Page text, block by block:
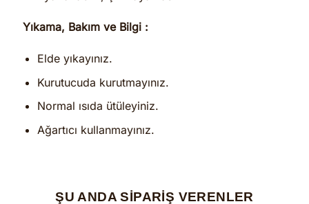
Yıkama, Bakım ve Bilgi :
Elde yıkayınız.
Kurutucuda kurutmayınız.
Normal ısıda ütüleyiniz.
Ağartıcı kullanmayınız.
ŞU ANDA SİPARİŞ VERENLER